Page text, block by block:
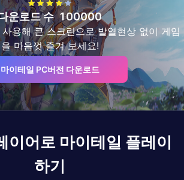
운로드 수 100000
용해 큰 스크린으로 발열현상 없이 게임
을 마음껏 즐겨 보세요!
마이테일 PC버전 다운로드
이어로 마이테일 플레이
하기